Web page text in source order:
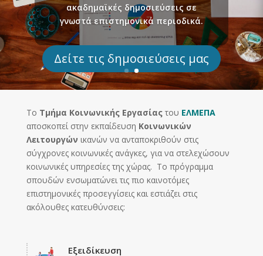
ακαδημαϊκές δημοσιεύσεις σε
γνωστά επιστημονικά περιοδικά.
Δείτε τις δημοσιεύσεις μας
Το Τμήμα Κοινωνικής Εργασίαςτου ΕΛΜΕΠΑ
αποσκοπεί στην εκπαίδευση Κοινωνικών
Λειτουργών ικανών να ανταποκριθούν στις
σύγχρονες κοινωνικές ανάγκες, για να στελεχώσουν
κοινωνικές υπηρεσίες της χώρας. Το πρόγραμμα
σπουδών ενσωματώνει τις πιο καινοτόμες
επιστημονικές προσεγγίσεις και εστιάζει στις
ακόλουθες κατευθύνσεις:
Εξειδίκευση